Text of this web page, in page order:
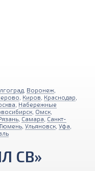
труба
Воронеж
Киров Краснодар
Набережные
Омск
Самара Санкт-
Ульяновск Уфа
СВ»